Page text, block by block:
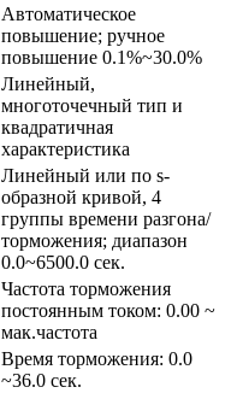
Автоматическое
повышение; ручное
повышение 0.1%~30.0%
Линейный,
многоточечный тип и
квадратичная
характеристика
Линейный или по s-
образной кривой, 4
группы времени разгона/
торможения; диапазон
0.0~6500.0 сек.
Частота торможения
постоянным током: 0.00 ~
мак.частота
Время торможения: 0.0
~36.0 сек.